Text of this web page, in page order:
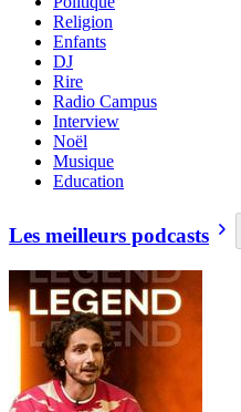
Religion
Enfants
DJ
Rire
Radio Campus
Interview
Noël
Musique
Education
Les meilleurs podcasts